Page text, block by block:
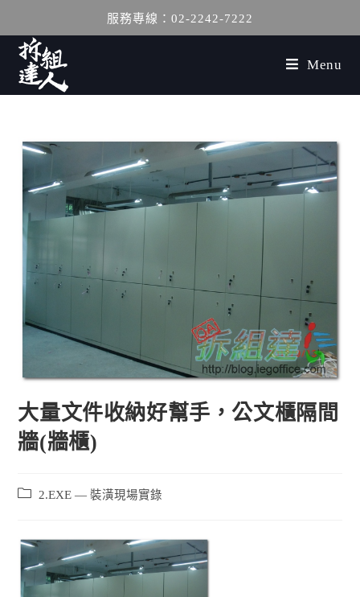
服務專線：02-2242-7222
Menu
大量文件收納好幫手，公文櫃隔間
牆(牆櫃)
2.EXE — 裝潢現場實錄